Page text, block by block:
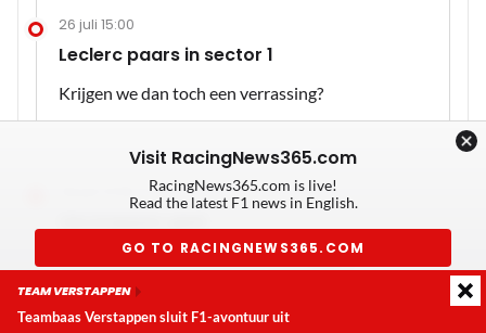
26 juli 15:00
Leclerc paars in sector 1
Krijgen we dan toch een verrassing?
Laatste update:zaterdag 8 augustus 2026 23:35
Visit RacingNews365.com
RacingNews365.com is live!
Read the latest F1 news in English.
GO TO RACINGNEWS365.COM
TEAM VERSTAPPEN
Teambaas Verstappen sluit F1-avontuur uit